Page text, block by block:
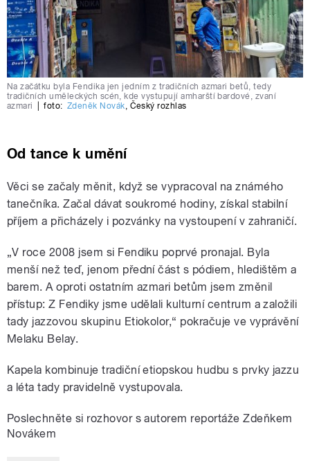
Na začátku byla Fendika jen jedním z tradičních azmari betů, tedy
tradičních uměleckých scén, kde vystupují amharští bardové, zvaní
azmari
foto: Zdeněk Novák, Český rozhlas
Od tance k umění
Věci se začaly měnit, když se vypracoval na známého
tanečníka. Začal dávat soukromé hodiny, získal stabilní
příjem a přicházely i pozvánky na vystoupení v zahraničí.
„V roce 2008 jsem si Fendiku poprvé pronajal. Byla
menší než teď, jenom přední část s pódiem, hledištěm a
barem. A oproti ostatním azmari betům jsem změnil
přístup: Z Fendiky jsme udělali kulturní centrum a založili
tady jazzovou skupinu Etiokolor,“ pokračuje ve vyprávění
Melaku Belay.
Kapela kombinuje tradiční etiopskou hudbu s prvky jazzu
a léta tady pravidelně vystupovala.
Poslechněte si rozhovor s autorem reportáže Zdeňkem
Novákem